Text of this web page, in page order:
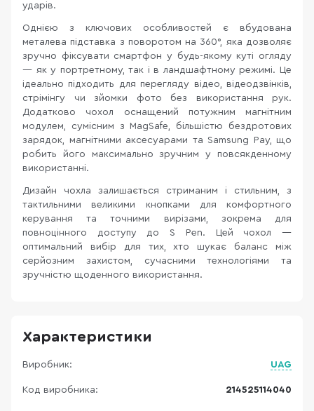
ударів.
Однією з ключових особливостей є вбудована
металева підставка з поворотом на 360°, яка дозволяє
зручно фіксувати смартфон у будь-якому куті огляду
— як у портретному, так і в ландшафтному режимі. Це
ідеально підходить для перегляду відео, відеодзвінків,
стрімінгу чи зйомки фото без використання рук.
Додатково чохол оснащений потужним магнітним
модулем, сумісним з MagSafe, більшістю бездротових
зарядок, магнітними аксесуарами та Samsung Pay, що
робить його максимально зручним у повсякденному
використанні.
Дизайн чохла залишається стриманим і стильним, з
тактильними великими кнопками для комфортного
керування та точними вирізами, зокрема для
повноцінного доступу до S Pen. Цей чохол —
оптимальний вибір для тих, хто шукає баланс між
серйозним захистом, сучасними технологіями та
зручністю щоденного використання.
Характеристики
Виробник: UAG
Код виробника: 214525114040